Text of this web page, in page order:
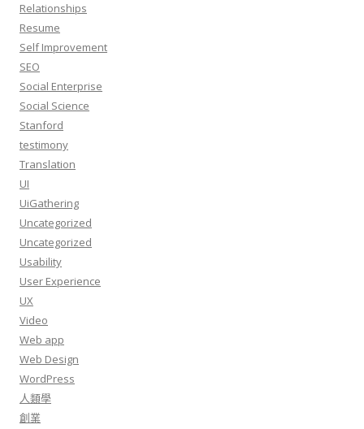
Relationships
Resume
Self Improvement
SEO
Social Enterprise
Social Science
Stanford
testimony
Translation
UI
UiGathering
Uncategorized
Uncategorized
Usability
User Experience
UX
Video
Web app
Web Design
WordPress
人類學
創業